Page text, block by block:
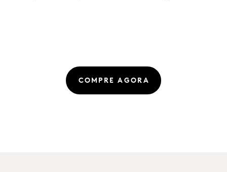
COMPRE AGORA